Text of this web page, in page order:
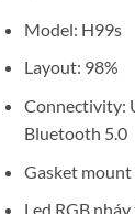
Model: H99s
Layout: 98%
Connectivity:
Bluetooth 5.0
Gasket
Led RGB